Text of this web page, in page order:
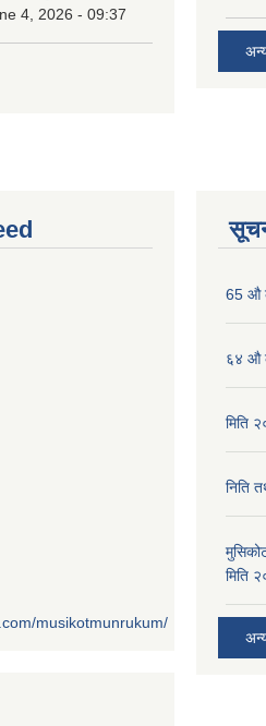
4, 2026 - 09:37
musikotmunrukum/
65 औ
६४ औ
मिति
निति
मिति